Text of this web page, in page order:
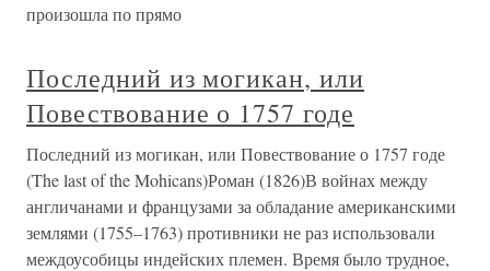
произошла по прямо
Последний из могикан, или
Повествование о 1757 годе
Последний из могикан, или Повествование о 1757 годе
(The last of the Mohicans)Роман (1826)В войнах между
англичанами и французами за обладание американскими
землями (1755–1763) противники не раз использовали
междоусобицы индейских племен. Время было трудное,